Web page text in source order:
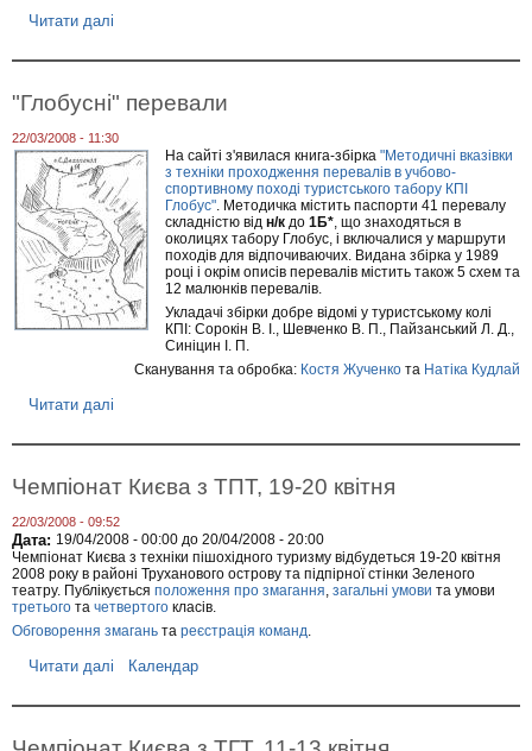
я
к
"
,
3
0
б
е
р
е
н
я
а
Читати далі
о
е
л
ь
а
т
и
д
и
с
т
а
м
г
п
е
р
е
ш
к
о
"Глобусні" перевали
22/03/2008 - 11:30
На сайті з'явилася книга-збірка "Методичні вказівки
з техніки проходження перевалів в учбово-
спортивному поході туристського табору КПІ
Глобус". Методичка містить паспорти 41 перевалу
складністю від н/кдо 1Б*, що знаходяться в
околицях табору Глобус, і включалися у маршрути
походів для відпочиваючих. Видана збірка у 1989
році і окрім описів перевалів містить також 5 схем та
12 малюнків перевалів.
Укладачі збірки добре відомі у туристському колі
КПІ: Сорокін В. І., Шевченко В. П., Пайзанський Л. Д.,
Синіцин І. П.
Сканування та обробка: Костя Жученко та Натіка Кудлай
Читати далі
о
л
б
у
с
н
і
п
в
л
Чемпіонат Києва з ТПТ, 19-20 квітня
22/03/2008 - 09:52
Дата: 19/04/2008 - 00:00 до 20/04/2008 - 20:00
Чемпіонат Києва з техніки пішохідного туризму відбудеться 19-20 квітня
2008 року в районі Труханового острову та підпірної стінки Зеленого
театру. Публікується положення про змагання, загальні умови та умови
третього та четвертого класів.
Обговорення змагань та реєстрація команд.
Читати далі
о
Календар